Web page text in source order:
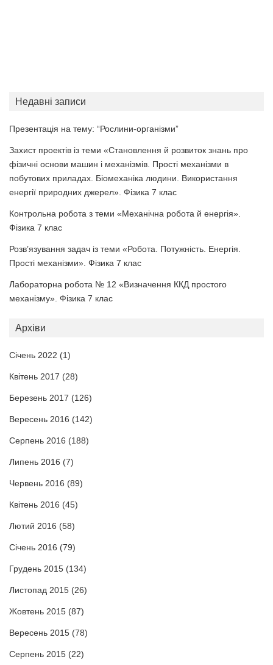
Недавні записи
Презентація на тему: “Рослини-організми”
Захист проектів із теми «Становлення й розвиток знань про
фізичні основи машин і механізмів. Прості механізми в
побутових приладах. Біомеханіка людини. Використання
енергії природних джерел». Фізика 7 клас
Контрольна робота з теми «Механічна робота й енергія».
Фізика 7 клас
Розв’язування задач із теми «Робота. Потужність. Енергія.
Прості механізми». Фізика 7 клас
Лабораторна робота № 12 «Визначення ККД простого
механізму». Фізика 7 клас
Архіви
Січень 2022 (1)
Квітень 2017 (28)
Березень 2017 (126)
Вересень 2016 (142)
Серпень 2016 (188)
Липень 2016 (7)
Червень 2016 (89)
Квітень 2016 (45)
Лютий 2016 (58)
Січень 2016 (79)
Грудень 2015 (134)
Листопад 2015 (26)
Жовтень 2015 (87)
Вересень 2015 (78)
Серпень 2015 (22)